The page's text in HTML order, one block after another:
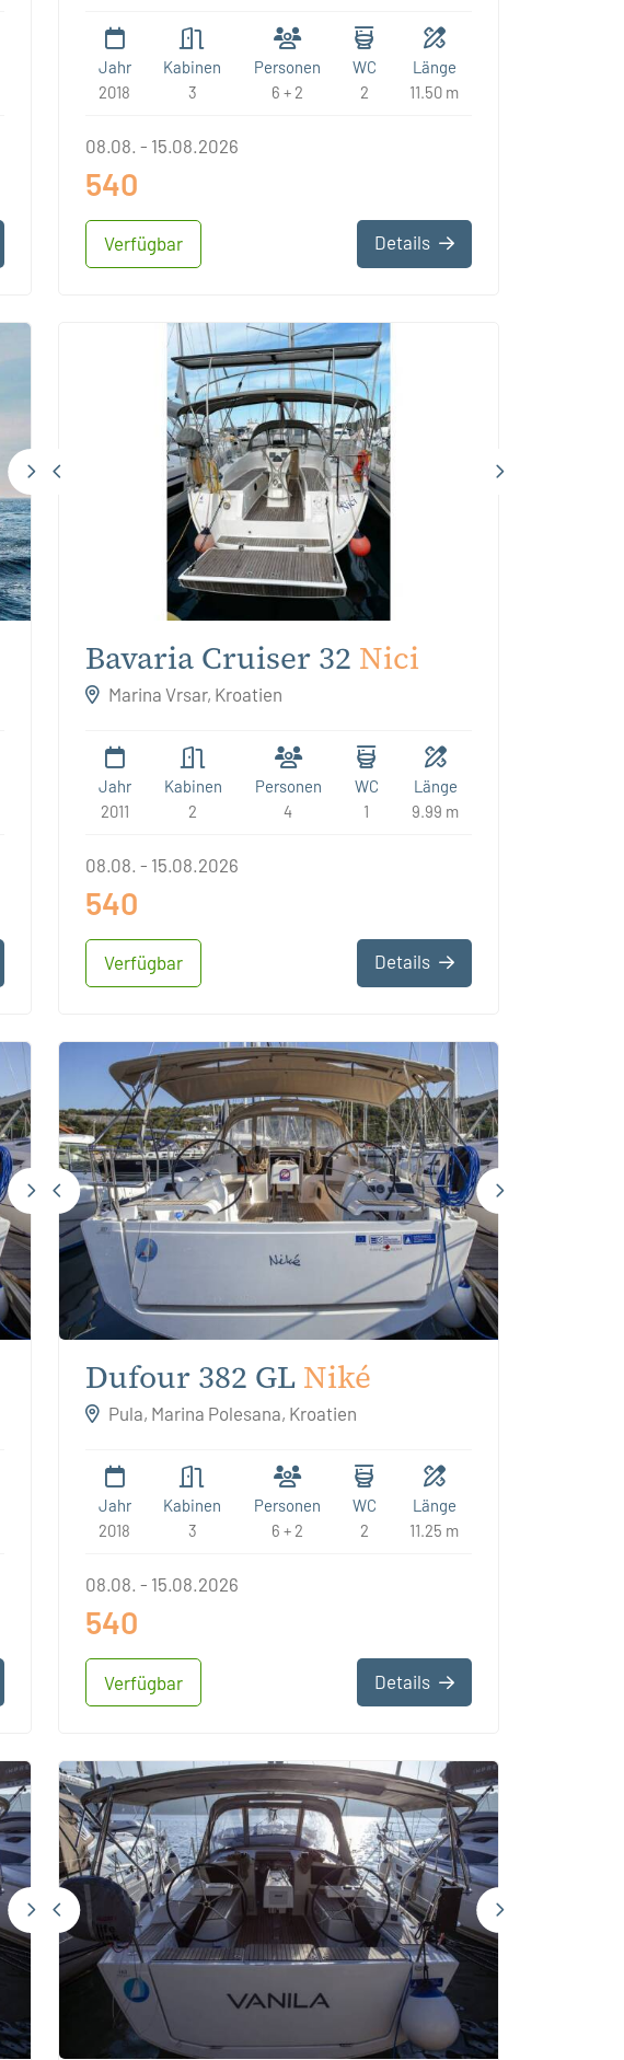
Jahr
2018
Kabinen
3
Personen
6 + 2
WC
2
Länge
11.50 m
Verfügbar
08.08. - 15.08.2026
540
Details
Bavaria Cruiser 32 Nici
Marina Vrsar, Kroatien
Jahr
2011
Kabinen
2
Personen
4
WC
1
Länge
9.99 m
Verfügbar
08.08. - 15.08.2026
540
Details
Dufour 382 GL Niké
Pula, Marina Polesana, Kroatien
Jahr
2018
Kabinen
3
Personen
6 + 2
WC
2
Länge
11.25 m
Verfügbar
08.08. - 15.08.2026
540
Details